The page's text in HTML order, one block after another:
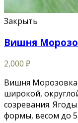
Закрыть
Вишня
2,000 ₽
Вишня Морозовка
широкой,
созревания.
формы, весом до